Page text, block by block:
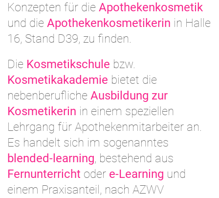
Konzepten für die Apothekenkosmetik
und die Apothekenkosmetikerin in Halle
16, Stand D39, zu finden.
Die Kosmetikschule bzw.
Kosmetikakademie bietet die
nebenberufliche Ausbildung zur
Kosmetikerin in einem speziellen
Lehrgang für Apothekenmitarbeiter an.
Es handelt sich im sogenanntes
blended-learning, bestehend aus
Fernunterricht oder e-Learning und
einem Praxisanteil, nach AZWV